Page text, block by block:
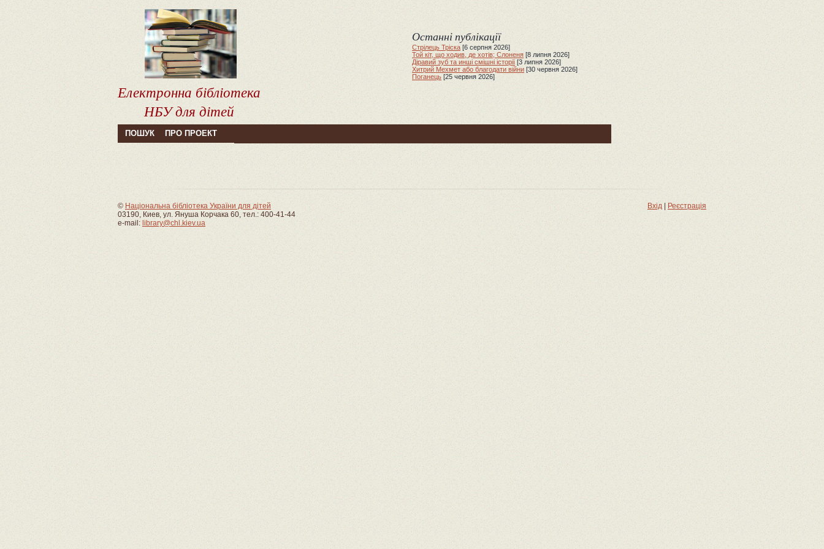
Електронна бібліотека
НБУ для дітей
Останні публікації
Стрілець Тріска [6 серпня 2026]
Той кіт, що ходив, де хотів; Слоненя [8 липня 2026]
Діравий зуб та инші смішні історії [3 липня 2026]
Хитрий Мехмет або благодати війни [30 червня 2026]
Поганець [25 червня 2026]
ПОШУК ПРО ПРОЕКТ
© Національна бібліотека України для дітей
03190, Киев, ул. Януша Корчака 60, тел.: 400-41-44
e-mail: library@chl.kiev.ua
Вхід Реєстрація